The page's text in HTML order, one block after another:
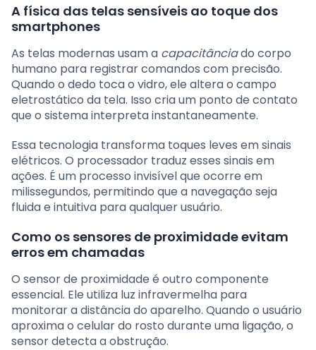
A física das telas sensíveis ao toque dos
smartphones
As telas modernas usam a capacitânciado corpo
humano para registrar comandos com precisão.
Quando o dedo toca o vidro, ele altera o campo
eletrostático da tela. Isso cria um ponto de contato
que o sistema interpreta instantaneamente.
Essa tecnologia transforma toques leves em sinais
elétricos. O processador traduz esses sinais em
ações. É um processo invisível que ocorre em
milissegundos, permitindo que a navegação seja
fluida e intuitiva para qualquer usuário.
Como os sensores de proximidade evitam
erros em chamadas
O sensor de proximidade é outro componente
essencial. Ele utiliza luz infravermelha para
monitorar a distância do aparelho. Quando o usuário
aproxima o celular do rosto durante uma ligação, o
sensor detecta a obstrução.